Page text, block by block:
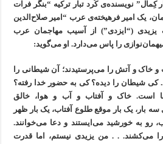
کِمال” نویسنده‌ی کُرد تبار ترکیه “بنگر فرات
یک امیر فرهیخته‌ی عرب “امیر صلاح‌الدین
یزیدی (“ایزدی”) از آسیب مهاجمان عرب
را پاس می‌دارد. او می‌گوید:
خاک و آتش را می‌پرستیدند؛ آن شیطانی را
کی شیطان را دیده؟ کی به حضور خدا رفته؟
است. خاک و آفتاب و آب و هوا، خالق
بار، یک بار موقع طلوع آفتاب، یک بار ظهر
رو به خورشید می‌ایستند و دعا می‌خوانند.
می‌کشند. . . من یزیدی نیستم، اما قدرت